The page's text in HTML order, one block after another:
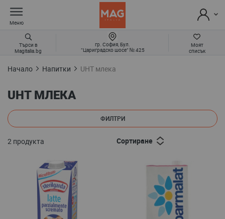
Меню
Търси в
Magitalia.bg
Моят
списък
гр. София, Бул.
“Цариградско шосе“ № 425
Начало Напитки UHT млека
UHT МЛЕКА
ФИЛТРИ
2 продукта Сортиране